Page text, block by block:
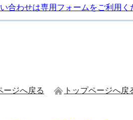
わせは専用フォームをご利用く
ージへ戻る トップページへ戻